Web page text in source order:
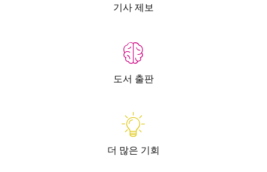
기사 제보
도서 출판
더 많은 기회